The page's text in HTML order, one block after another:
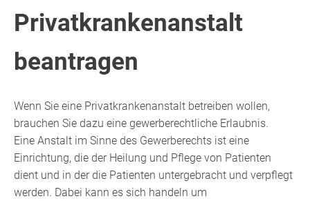
Privatkrankenanstalt
beantragen
Wenn Sie eine Privatkrankenanstalt betreiben wollen,
brauchen Sie dazu eine gewerberechtliche Erlaubnis.
Eine Anstalt im Sinne des Gewerberechts ist eine
Einrichtung, die der Heilung und Pflege von Patienten
dient und in der die Patienten untergebracht und verpflegt
werden. Dabei kann es sich handeln um